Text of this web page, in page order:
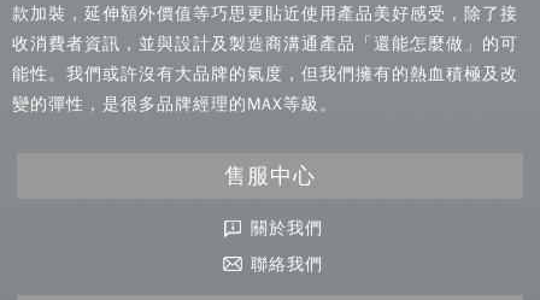
款加裝，延伸額外價值等巧思更貼近使用產品美好感受，除了接
收消費者資訊，並與設計及製造商溝通產品「還能怎麼做」的可
能性。我們或許沒有大品牌的氣度，但我們擁有的熱血積極及改
變的彈性，是很多品牌經理的MAX等級。
售服中心
關於我們
聯絡我們